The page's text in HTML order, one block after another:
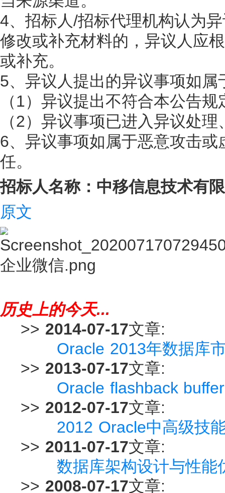
4、招标人/招标代理机构认为
修改或补充材料的，异议人应
或补充。
5、异议人提出的异议事项如
（1）异议提出不符合本公告
（2）异议事项已进入异议处
6、异议事项如属于恶意攻击
任。
招标人名称：中移信息技术有
原文
历史上的今天...
>> 2014-07-17文章:
Oracle 2013年数据库
>> 2013-07-17文章:
Oracle flashback
>> 2012-07-17文章:
2012 Oracle中高级技
>> 2011-07-17文章:
数据库架构设计与性能
>> 2008-07-17文章: